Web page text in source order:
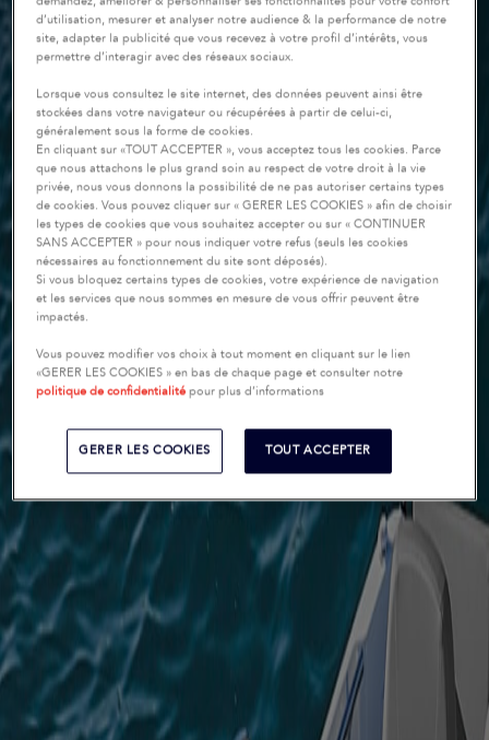
d’utilisation, mesurer et analyser notre audience & la performance de notre
site, adapter la publicité que vous recevez à votre profil d’intérêts, vous
permettre d’interagir avec des réseaux sociaux.
Lorsque vous consultez le site internet, des données peuvent ainsi être
stockées dans votre navigateur ou récupérées à partir de celui-ci,
généralement sous la forme de cookies.
En cliquant sur «TOUT ACCEPTER », vous acceptez tous les cookies. Parce
que nous attachons le plus grand soin au respect de votre droit à la vie
privée, nous vous donnons la possibilité de ne pas autoriser certains types
de cookies. Vous pouvez cliquer sur « GERER LES COOKIES » afin de choisir
les types de cookies que vous souhaitez accepter ou sur « CONTINUER
SANS ACCEPTER » pour nous indiquer votre refus (seuls les cookies
nécessaires au fonctionnement du site sont déposés).
Si vous bloquez certains types de cookies, votre expérience de navigation
et les services que nous sommes en mesure de vous offrir peuvent être
impactés.
Vous pouvez modifier vos choix à tout moment en cliquant sur le lien
«GERER LES COOKIES » en bas de chaque page et consulter notre
politique de confidentialité pour plus d’informations
GERER LES COOKIES TOUT ACCEPTER